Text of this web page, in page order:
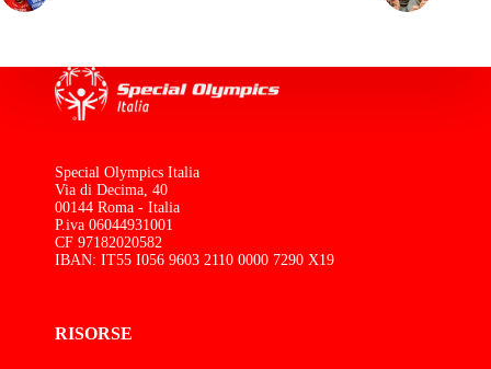
Special Olympics Italia
Via di Decima, 40
00144 Roma - Italia
P.iva 06044931001
CF 97182020582
IBAN: IT55 I056 9603 2110 0000 7290 X19
RISORSE